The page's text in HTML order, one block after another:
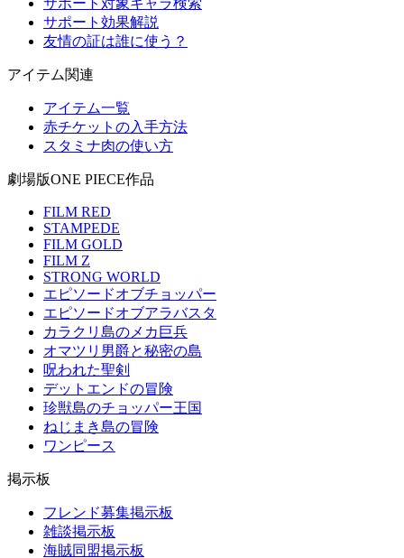
サポート対象キャラ検索
サポート効果解説
友情の証は誰に使う？
アイテム関連
アイテム一覧
赤チケットの入手方法
スタミナ肉の使い方
劇場版ONE PIECE作品
FILM RED
STAMPEDE
FILM GOLD
FILM Z
STRONG WORLD
エピソードオブチョッパー
エピソードオブアラバスタ
カラクリ島のメカ巨兵
オマツリ男爵と秘密の島
呪われた聖剣
デットエンドの冒険
珍獣島のチョッパー王国
ねじまき島の冒険
ワンピース
掲示板
フレンド募集掲示板
雑談掲示板
海賊同盟掲示板